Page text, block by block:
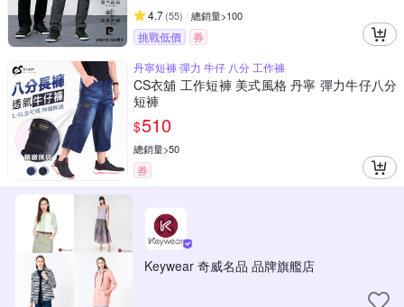
4.7(55) 總銷量>100
挑戰低價
券
丹寧短褲 彈力 牛仔 八分 工作褲
CS衣舖 工作短褲 美式風格 丹寧 彈力牛仔八分
短褲
$510
總銷量>50
券
Keywear 奇威名品 品牌旗艦店